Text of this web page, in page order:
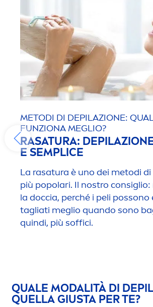
METODI DI DEPILAZIONE:
FUNZIONA MEGLIO?
RASATURA:
E SEMPLICE
La rasatura è uno dei metodi
più popolari. Il nostro
la doccia, perché i peli possono
tagliati meglio quando sono
quindi, più soffici.
QUALE MODALITÀ DI
QUELLA GIUSTA PER TE?